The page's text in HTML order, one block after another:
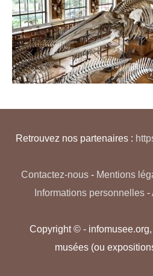
Retrouvez nos partenaires :
Contactez-nous- Mentions
Informations personnelles -
Copyright © -
musées (ou